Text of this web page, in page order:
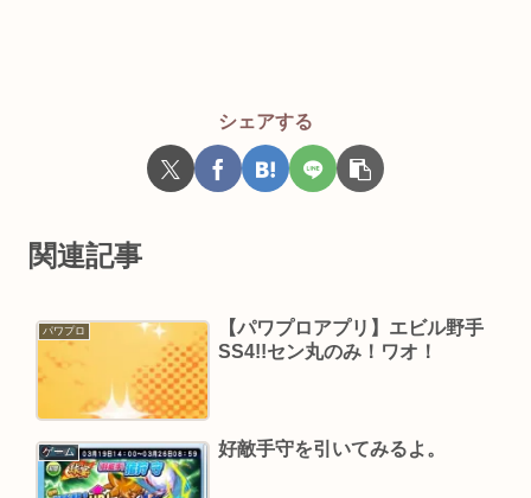
シェアする
関連記事
パワプロ
【パワプロアプリ】エビル野手
SS4!!セン丸のみ！ワオ！
ゲーム 好敵手守を引いてみるよ。